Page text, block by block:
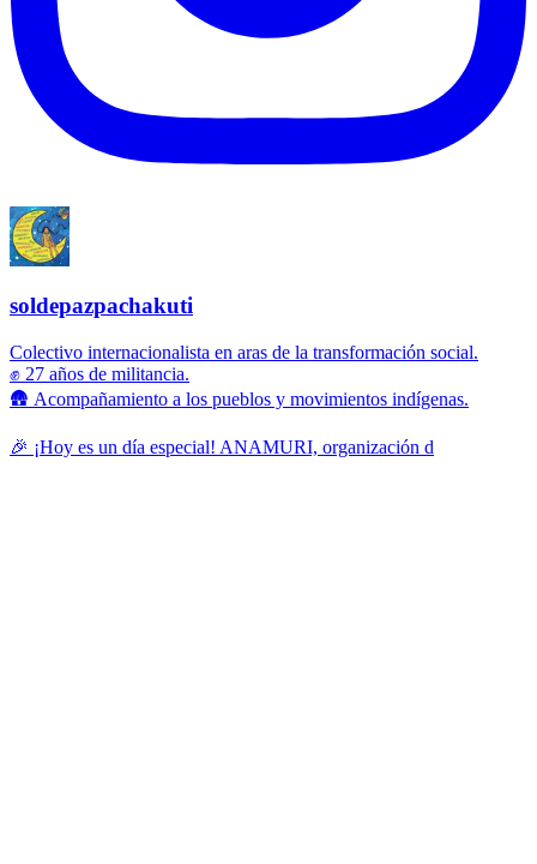
soldepazpachakuti
Colectivo internacionalista en aras de la transformación social.
✊ 27 años de militancia.
🛖 Acompañamiento a los pueblos y movimientos indígenas.
🎉 ¡Hoy es un día especial! ANAMURI, organización d